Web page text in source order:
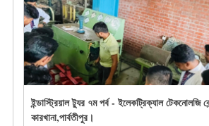
ইন্ডাস্ট্রিয়াল ট্যুর ৭ম পর্ব - ইলেকট্রিক্যাল টেকনোলজি
কারখানা,পার্বতীপুর।